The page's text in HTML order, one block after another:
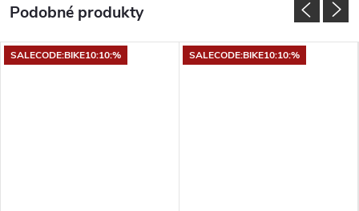
SALECODE:BIKE10:10:% SALECODE:BIKE10:10:%